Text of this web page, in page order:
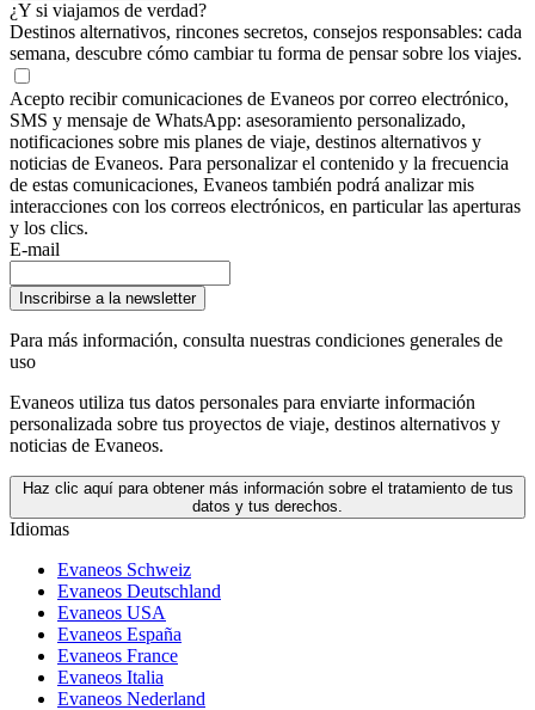
¿Y si viajamos de verdad?
Destinos alternativos, rincones secretos, consejos responsables: cada
semana, descubre cómo cambiar tu forma de pensar sobre los viajes.
Acepto recibir comunicaciones de Evaneos por correo electrónico,
SMS y mensaje de WhatsApp: asesoramiento personalizado,
notificaciones sobre mis planes de viaje, destinos alternativos y
noticias de Evaneos. Para personalizar el contenido y la frecuencia
de estas comunicaciones, Evaneos también podrá analizar mis
interacciones con los correos electrónicos, en particular las aperturas
y los clics.
E-mail
Inscribirse a la newsletter
Para más información, consulta nuestras condiciones generales de
uso
Evaneos utiliza tus datos personales para enviarte información
personalizada sobre tus proyectos de viaje, destinos alternativos y
noticias de Evaneos.
Haz clic aquí para obtener más información sobre el tratamiento de tus
datos y tus derechos.
Idiomas
Evaneos Schweiz
Evaneos Deutschland
Evaneos USA
Evaneos España
Evaneos France
Evaneos Italia
Evaneos Nederland